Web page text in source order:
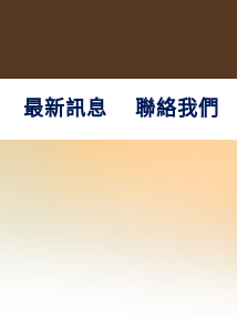
最新訊息 聯絡我們